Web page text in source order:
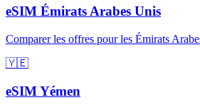
eSIM Émirats Arabes Unis
Comparer les offres pourles Émirats
🇾🇪
eSIMYémen